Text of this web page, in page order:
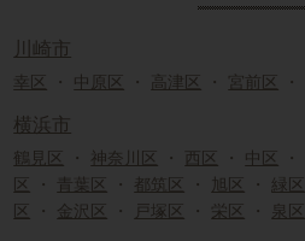
川崎市
幸区 ・ 中原区 ・ 高津区 ・ 宮前区 ・
横浜市
鶴見区 ・ 神奈川区 ・ 西区 ・ 中区 ・
区
・ 青葉区 ・ 都筑区 ・ 旭区 ・ 緑区
区
・ 金沢区 ・ 戸塚区 ・ 栄区 ・ 泉区